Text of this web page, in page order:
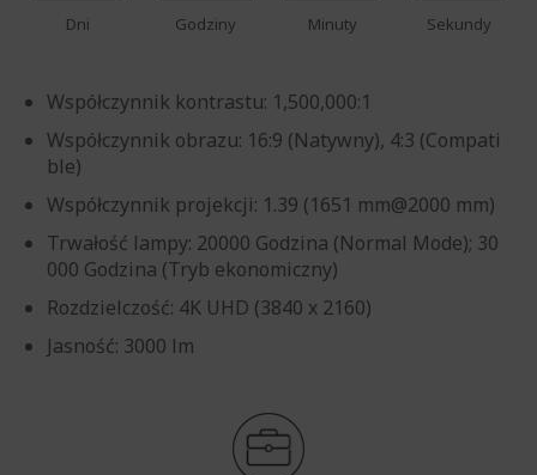
Odbierz dodatkową zniżkę za
pomocą kodu
Dni Godziny Minuty Sekundy
Współczynnik kontrastu: 1,500,000:1
Współczynnik obrazu: 16:9 (Natywny), 4:3 (Compati
ble)
Współczynnik projekcji: 1.39 (1651 mm@2000 mm)
Trwałość lampy: 20000 Godzina (Normal Mode); 30
000 Godzina (Tryb ekonomiczny)
Rozdzielczość: 4K UHD (3840 x 2160)
Jasność: 3000 lm